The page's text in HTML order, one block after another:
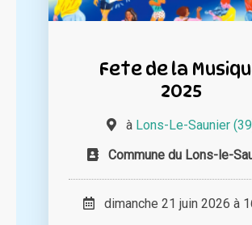
Fete de la
2025
à Lons-Le-Saunier
Commune du Lons-le-
dimanche 21 juin 2026 à